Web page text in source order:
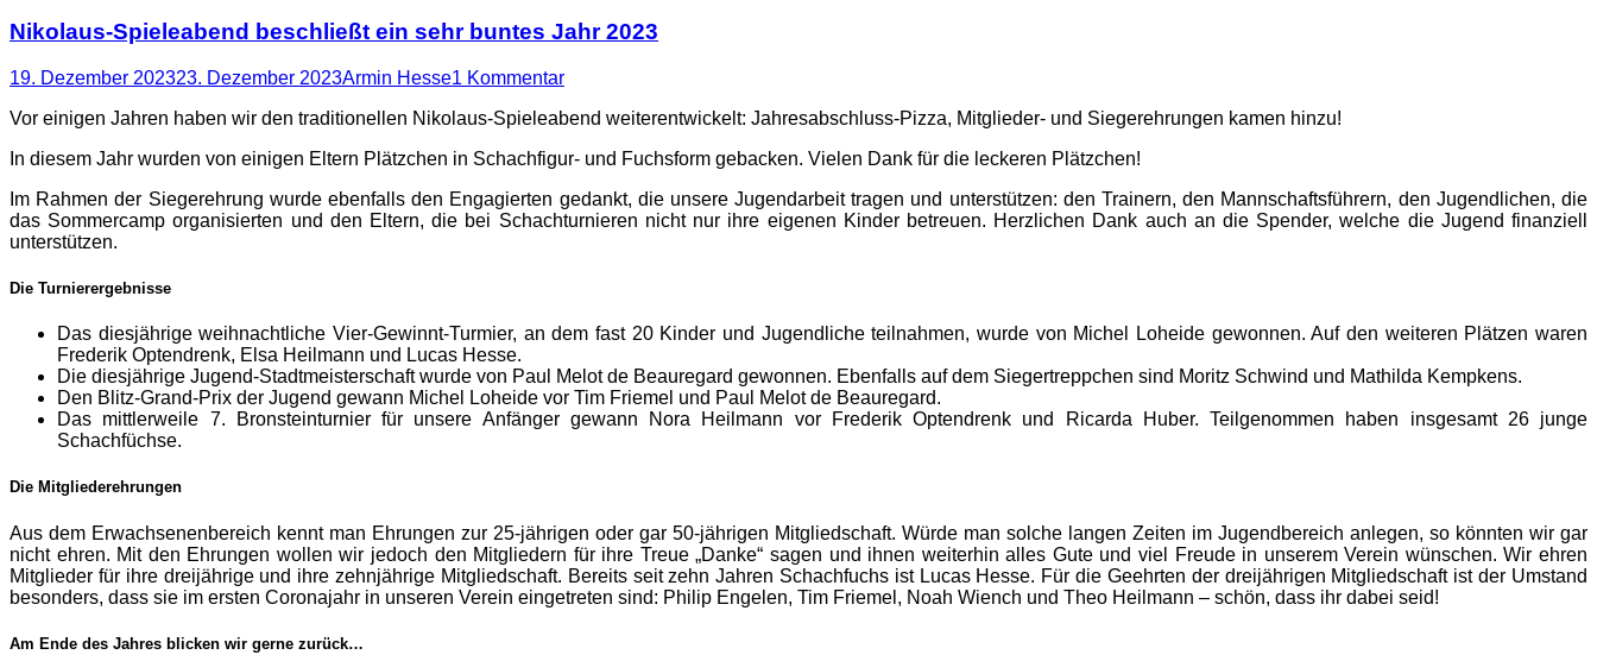
Nikolaus-Spieleabend beschließt ein sehr buntes Jahr 2023
Posted
19. Dezember 202323. Dezember 2023Autor
Armin Hesse1 Kommentar
Vor einigen Jahren haben wir den traditionellen Nikolaus-Spieleabend weiterentwickelt: Jahresabschluss-Pizza, Mitglieder- und Siegerehrungen kamen hinzu!
In diesem Jahr wurden von einigen Eltern Plätzchen in Schachfigur- und Fuchsform gebacken. Vielen Dank für die leckeren Plätzchen!
Im Rahmen der Siegerehrung wurde ebenfalls den Engagierten gedankt, die unsere Jugendarbeit tragen und unterstützen: den Trainern, den Mannschaftsführern, den Jugendlichen, die
das Sommercamp organisierten und den Eltern, die bei Schachturnieren nicht nur ihre eigenen Kinder betreuen. Herzlichen Dank auch an die Spender, welche die Jugend finanziell
unterstützen.
Die Turnierergebnisse
Das diesjährige weihnachtliche Vier-Gewinnt-Turmier, an dem fast 20 Kinder und Jugendliche teilnahmen, wurde von Michel Loheide gewonnen. Auf den weiteren Plätzen waren
Frederik Optendrenk, Elsa Heilmann und Lucas Hesse.
Die diesjährige Jugend-Stadtmeisterschaft wurde von Paul Melot de Beauregard gewonnen. Ebenfalls auf dem Siegertreppchen sind Moritz Schwind und Mathilda Kempkens.
Den Blitz-Grand-Prix der Jugend gewann Michel Loheide vor Tim Friemel und Paul Melot de Beauregard.
Das mittlerweile 7. Bronsteinturnier für unsere Anfänger gewann Nora Heilmann vor Frederik Optendrenk und Ricarda Huber. Teilgenommen haben insgesamt 26 junge
Schachfüchse.
Die Mitgliederehrungen
Aus dem Erwachsenenbereich kennt man Ehrungen zur 25-jährigen oder gar 50-jährigen Mitgliedschaft. Würde man solche langen Zeiten im Jugendbereich anlegen, so könnten wir gar
nicht ehren. Mit den Ehrungen wollen wir jedoch den Mitgliedern für ihre Treue „Danke“ sagen und ihnen weiterhin alles Gute und viel Freude in unserem Verein wünschen. Wir ehren
Mitglieder für ihre dreijährige und ihre zehnjährige Mitgliedschaft. Bereits seit zehn Jahren Schachfuchs ist Lucas Hesse. Für die Geehrten der dreijährigen Mitgliedschaft ist der Umstand
besonders, dass sie im ersten Coronajahr in unseren Verein eingetreten sind: Philip Engelen, Tim Friemel, Noah Wiench und Theo Heilmann – schön, dass ihr dabei seid!
Am Ende des Jahres blicken wir gerne zurück…